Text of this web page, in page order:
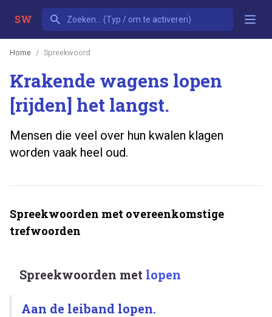
SW
Home Spreekwoord
Krakende wagens lopen
[rijden] het langst.
Mensen die veel over hun kwalen klagen
worden vaak heel oud.
Spreekwoorden met overeenkomstige
trefwoorden
Spreekwoorden met lopen
Aan de leiband lopen.